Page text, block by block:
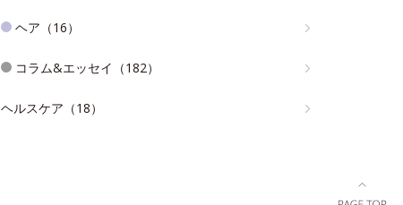
ヘア（16）
コラム&エッセイ（182）
ヘルスケア（18）